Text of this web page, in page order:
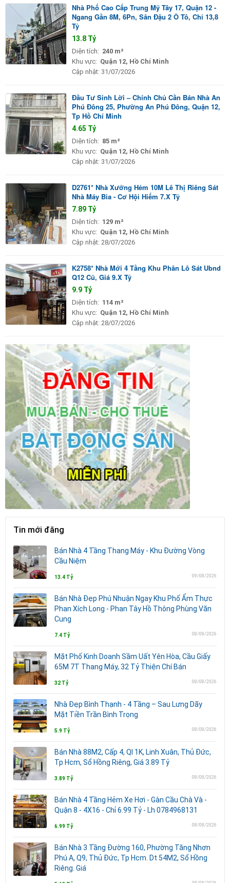
Nhà Phố Cao Cấp Trung Mỹ Tây 17, Quận 12 -
Ngang Gần 8M, 6Pn, Sân Đậu 2 Ô Tô, Chỉ 13,8
Tỷ
13.8 Tỷ
Diện tích: 240 m²
Khu vực: Quận 12, Hồ Chí Minh
Cập nhật: 31/07/2026
Đầu Tư Sinh Lời – Chính Chủ Cần Bán Nhà An
Phú Đông 25, Phường An Phú Đông, Quận 12,
Tp Hồ Chí Minh
4.65 Tỷ
Diện tích: 85 m²
Khu vực: Quận 12, Hồ Chí Minh
Cập nhật: 31/07/2026
D2761* Nhà Xưởng Hẻm 10M Lê Thị Riêng Sát
Nhà Máy Bia - Cơ Hội Hiếm 7.X Tỷ
7.89 Tỷ
Diện tích: 129 m²
Khu vực: Quận 12, Hồ Chí Minh
Cập nhật: 28/07/2026
K2758* Nhà Mới 4 Tầng Khu Phân Lô Sát Ubnd
Q12 Cũ, Giá 9.X Tỷ
9.9 Tỷ
Diện tích: 114 m²
Khu vực: Quận 12, Hồ Chí Minh
Cập nhật: 28/07/2026
Tin mới đăng
Bán Nhà 4 Tầng Thang Máy - Khu Đường Vòng
Cầu Niệm
13.4 Tỷ 09/08/2026
Bán Nhà Đẹp Phú Nhuận Ngay Khu Phố Ẩm Thực
Phan Xích Long - Phan Tây Hồ Thông Phùng Văn
Cung
7.4 Tỷ 08/08/2026
Mặt Phố Kinh Doanh Sầm Uất Yên Hòa, Cầu Giấy
65M 7T Thang Máy, 32 Tỷ Thiện Chí Bán
32 Tỷ 08/08/2026
Nhà Đẹp Bình Thạnh - 4 Tầng – Sau Lưng Dãy
Mặt Tiền Trần Bình Trọng
5.9 Tỷ 08/08/2026
Bán Nhà 88M2, Cấp 4, Ql 1K, Linh Xuân, Thủ Đức,
Tp Hcm, Sổ Hồng Riêng, Giá 3.89 Tỷ
3.89 Tỷ 08/08/2026
Bán Nhà 4 Tầng Hẻm Xe Hơi - Gàn Cầu Chà Và -
Quận 8 - 4X16 - Chỉ 6.99 Tỷ - Lh 0784968131
6.99 Tỷ 08/08/2026
Bán Nhà 3 Tầng Đường 160, Phường Tăng Nhơn
Phú A, Q9, Thủ Đức, Tp Hcm. Dt 54M2, Sổ Hồng
Riêng. Giá